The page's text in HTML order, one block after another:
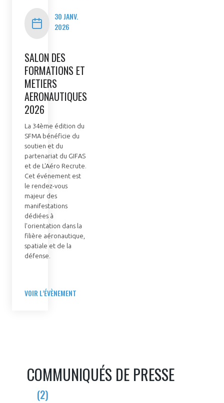
INTERNATIONALISATION
30 JANV.
2026
SALON DES
FORMATIONS ET
METIERS
AERONAUTIQUES
2026
La 34ème édition du
SFMA bénéficie du
soutien et du
partenariat du GIFAS
et de L'Aéro Recrute.
Cet événement est
le rendez-vous
majeur des
manifestations
dédiées à
l'orientation dans la
filière aéronautique,
spatiale et de la
défense.
VOIR L’ÉVÈNEMENT
COMMUNIQUÉS DE PRESSE
(2)